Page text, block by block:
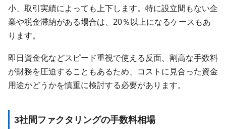
小、取引実績によっても上下します。特に設立間もない企
業や税金滞納がある場合は、20％以上になるケースもあ
ります。
即日資金化などスピード重視で使える反面、割高な手数料
が財務を圧迫することもあるため、コストに見合った資金
用途かどうかを慎重に検討する必要があります。
3社間ファクタリングの手数料相場